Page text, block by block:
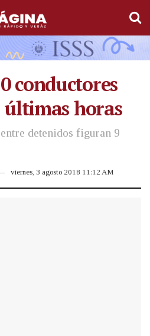
conductores
últimas horas
detenidos figuran 9
viernes, 3 agosto 2018 11:12 AM